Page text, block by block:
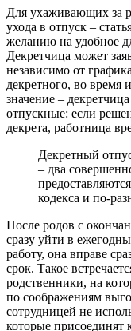
Для ухаживающих за
ухода в отпуск –
желанию на удобное
Декретчица может
независимо от
декретного, во время
значение –
отпускные: если
декрета, работница
Декретный
– два
кодекса и по-
После родов с
сразу уйти в
работу, она вправе
срок. Такое
родственники, на
по соображениям
сотрудницей не
которые